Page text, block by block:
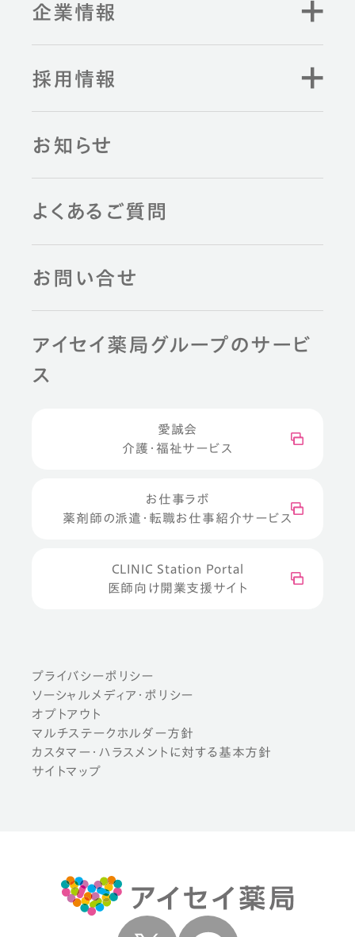
企業情報
採用情報
お知らせ
よくあるご質問
お問い合せ
アイセイ薬局グループのサービ
ス
愛誠会
介護・福祉サービス
お仕事ラボ
薬剤師の派遣・転職お仕事紹介サービス
CLINIC Station Portal
医師向け開業支援サイト
プライバシーポリシー
ソーシャルメディア・ポリシー
オプトアウト
マルチステークホルダー方針
カスタマー・ハラスメントに対する基本方針
サイトマップ